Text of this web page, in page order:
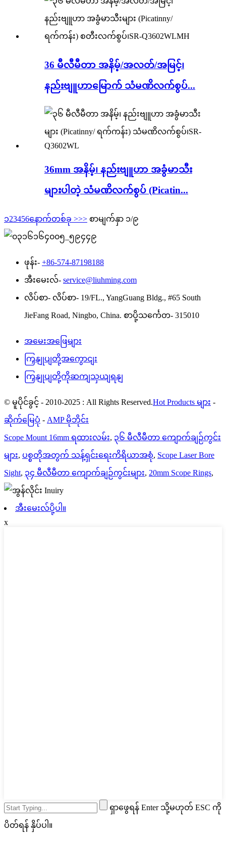
36 မီလီမီတာ အနိမ့်/အလတ်/အမြင့်၊
နည်းဗျူဟာမြောက် သံမဏိလက်စွပ်...
36mm အနိမ့်၊ နည်းဗျူဟာ အခွံမာသီး
များပါတဲ့ သံမဏိလက်စွပ် (Picatin...
၁23456နောက်တစ်ခု >>> စာမျက်နှာ ၁/၉
ဖုန်း- +86-574-87198188
အီးမေးလ်- service@liuhming.com
လိပ်စာ- လိပ်စာ- 19/FL., YangGuang Bldg., #65 South
JieFang Road, Ningbo, China. စာပို့သင်္ကေတ- 315010
အမေးအဖြေများ
ကြှနျုပျတို့အကွောငျး
ကြှနျုပျတို့ကိုဆကျသှယျရနျ
© မူပိုင်ခွင့် - 2010-2025 : All Rights Reserved.Hot Products များ -
ဆိုက်မြေပုံ - AMP မိုဘိုင်း
Scope Mount 16mm ရထားလမ်း, ၃၆ မီလီမီတာ ကျောက်ချဉ်ကွင်း
များ, ပစ္စတိုအတွက် သန့်ရှင်းရေးကိရိယာအစုံ, Scope Laser Bore
Sight, ၃၄ မီလီမီတာ ကျောက်ချဉ်ကွင်းများ, 20mm Scope Rings,
အီးမေးလ်ပို့ပါ။
x
ရှာဖွေရန် Enter သို့မဟုတ် ESC ကို
ပိတ်ရန် နှိပ်ပါ။